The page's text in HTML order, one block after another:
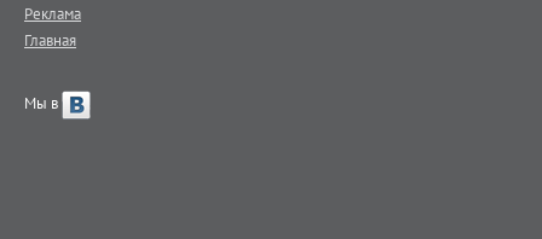
Реклама
Главная
Мы в